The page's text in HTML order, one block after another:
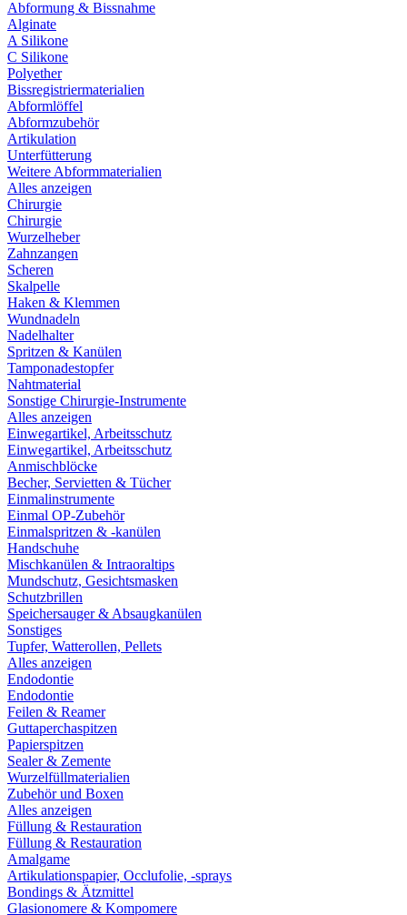
Abformung & Bissnahme
Alginate
A Silikone
C Silikone
Polyether
Bissregistriermaterialien
Abformlöffel
Abformzubehör
Artikulation
Unterfütterung
Weitere Abformmaterialien
Alles anzeigen
Chirurgie
Chirurgie
Wurzelheber
Zahnzangen
Scheren
Skalpelle
Haken & Klemmen
Wundnadeln
Nadelhalter
Spritzen & Kanülen
Tamponadestopfer
Nahtmaterial
Sonstige Chirurgie-Instrumente
Alles anzeigen
Einwegartikel, Arbeitsschutz
Einwegartikel, Arbeitsschutz
Anmischblöcke
Becher, Servietten & Tücher
Einmalinstrumente
Einmal OP-Zubehör
Einmalspritzen & -kanülen
Handschuhe
Mischkanülen & Intraoraltips
Mundschutz, Gesichtsmasken
Schutzbrillen
Speichersauger & Absaugkanülen
Sonstiges
Tupfer, Watterollen, Pellets
Alles anzeigen
Endodontie
Endodontie
Feilen & Reamer
Guttaperchaspitzen
Papierspitzen
Sealer & Zemente
Wurzelfüllmaterialien
Zubehör und Boxen
Alles anzeigen
Füllung & Restauration
Füllung & Restauration
Amalgame
Artikulationspapier, Occlufolie, -sprays
Bondings & Ätzmittel
Glasionomere & Kompomere